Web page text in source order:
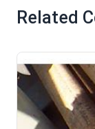
Related